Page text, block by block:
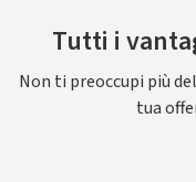
Tutti i
Non ti preoccupi più
tua